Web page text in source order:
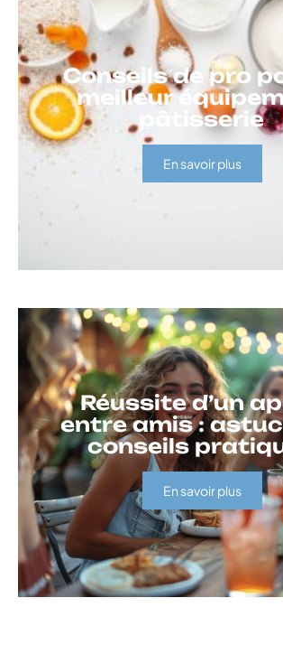
Conseils de pro
meilleur
pâtisserie
En savoir plus
Réussite d’un
entre amis :
conseils
En savoir plus